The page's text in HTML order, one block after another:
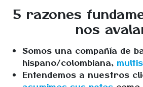
5 razones
nos
Somos una compañía de
hispano/colombiana,
Entendemos a nuestros